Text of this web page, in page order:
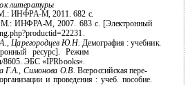
литературы
ИНФРА-М, 2011. 682 с.
М.: ИНФРА-М, 2007. 683 с. [Электронный
Царегородцев Ю.Н. Демография : учебник.
ресурс]. Режим
8605. ЭБС «IPRbooks».
Г.А., Симонова О.В. Всероссийская пере-
и проведения : учеб. пособие.